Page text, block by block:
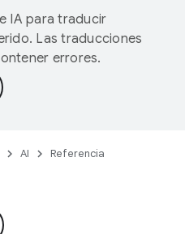
IA para traducir
Las traducciones
errores.
AI Referencia